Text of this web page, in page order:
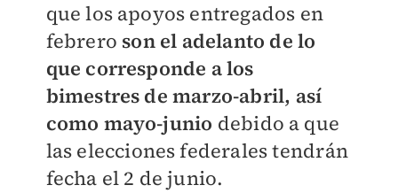
que los apoyos entregados en
febrero son el adelanto de lo
que corresponde a los
bimestres de marzo-abril, así
como mayo-junio debido a que
las elecciones federales tendrán
fecha el 2 de junio.